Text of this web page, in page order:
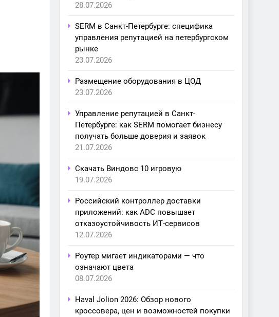
28.07.2026
SERM в Санкт-Петербурге: специфика
управления репутацией на петербургском
рынке
23.07.2026
Размещение оборудования в ЦОД
23.07.2026
Управление репутацией в Санкт-
Петербурге: как SERM помогает бизнесу
получать больше доверия и заявок
21.07.2026
Скачать Виндовс 10 игровую
19.07.2026
Российский контроллер доставки
приложений: как ADC повышает
отказоустойчивость ИТ-сервисов
12.07.2026
Роутер мигает индикаторами — что
означают цвета
08.07.2026
Haval Jolion 2026: Обзор нового
кроссовера, цен и возможностей покупки